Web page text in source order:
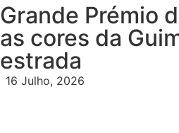
Grande Prémio
as cores da
estrada
16 Julho, 2026